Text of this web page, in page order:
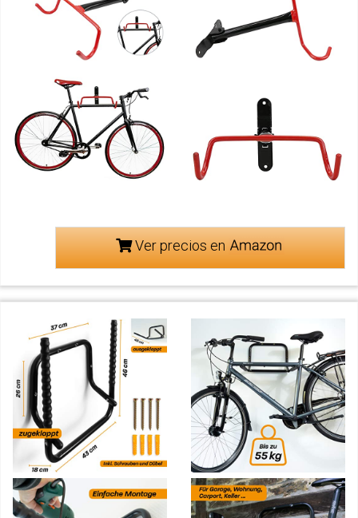
Ver precios en